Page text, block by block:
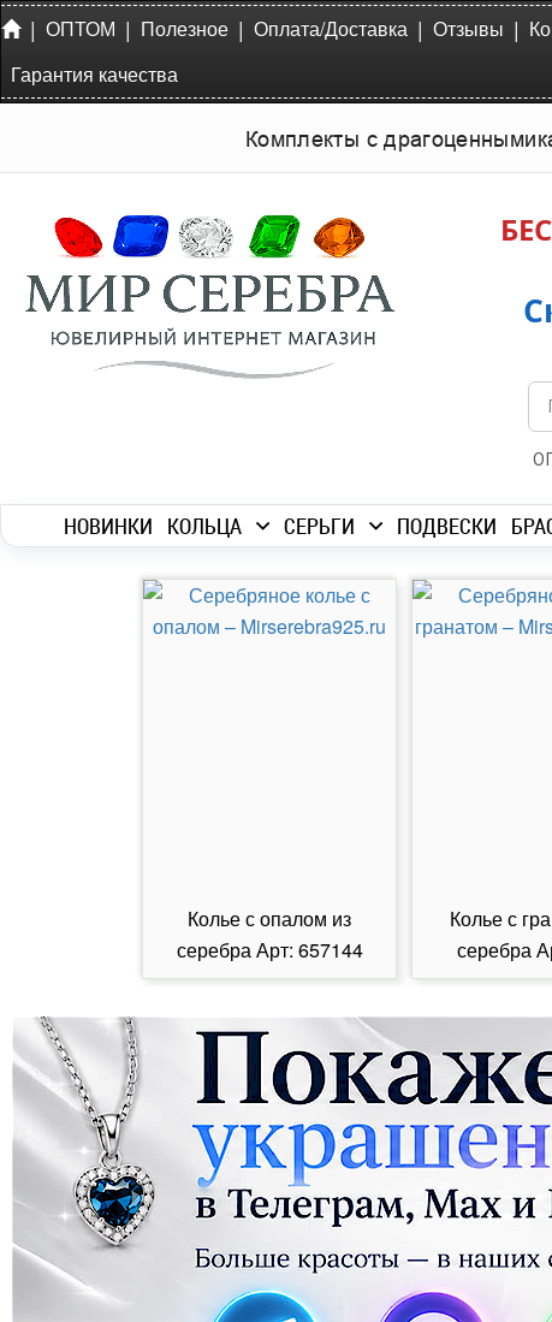
| ОПТОМ | Полезное | Оплата/Доставка | Отзывы |
Гарантия качества
Комплекты с драгоценными
НОВИНКИ КОЛЬЦА СЕРЬГИ ПОДВЕСКИ
Колье с опалом из
серебра Арт: 657144
Колье с
серебра